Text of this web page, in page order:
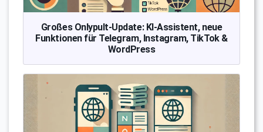
Großes Onlypult-Update: KI-Assistent, neue
Funktionen für Telegram, Instagram, TikTok &
WordPress